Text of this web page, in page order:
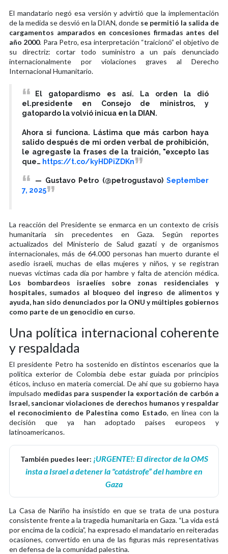
El mandatario negó esa versión y advirtió que la implementación
de la medida se desvió en la DIAN, donde se permitió la salida de
cargamentos amparados en concesiones firmadas antes del
año 2000. Para Petro, esa interpretación “traicionó” el objetivo de
su directriz: cortar todo suministro a un país denunciado
internacionalmente por violaciones graves al Derecho
Internacional Humanitario.
El gatopardismo es así. La orden la dió
el.presidente en Consejo de ministros, y
gatopardo la volvió inicua en la DIAN.
Ahora si funciona. Lástima que más carbon haya
salido después de mi orden verbal de prohibición,
le agregaste la frases de la traición, "excepto las
que… https://t.co/kyHDPiZDKn
— Gustavo Petro (@petrogustavo) September
7, 2025
La reacción del Presidente se enmarca en un contexto de crisis
humanitaria sin precedentes en Gaza. Según reportes
actualizados del Ministerio de Salud gazatí y de organismos
internacionales, más de 64.000 personas han muerto durante el
asedio israelí, muchas de ellas mujeres y niños, y se registran
nuevas víctimas cada día por hambre y falta de atención médica.
Los bombardeos israelíes sobre zonas residenciales y
hospitales, sumados al bloqueo del ingreso de alimentos y
ayuda, han sido denunciados por la ONU y múltiples gobiernos
como parte de un genocidio en curso.
Una política internacional coherente
y respaldada
El presidente Petro ha sostenido en distintos escenarios que la
política exterior de Colombia debe estar guiada por principios
éticos, incluso en materia comercial. De ahí que su gobierno haya
impulsado medidas para suspender la exportación de carbón a
Israel, sancionar violaciones de derechos humanos y respaldar
el reconocimiento de Palestina como Estado, en línea con la
decisión que ya han adoptado países europeos y
latinoamericanos.
También puedes leer: ¡URGENTE!: El director de la OMS
insta a Israel a detener la "catástrofe” del hambre en
Gaza
La Casa de Nariño ha insistido en que se trata de una postura
consistente frente a la tragedia humanitaria en Gaza. “La vida está
por encima de la codicia”, ha expresado el mandatario en reiteradas
ocasiones, convertido en una de las figuras más representativas
en defensa de la comunidad palestina.